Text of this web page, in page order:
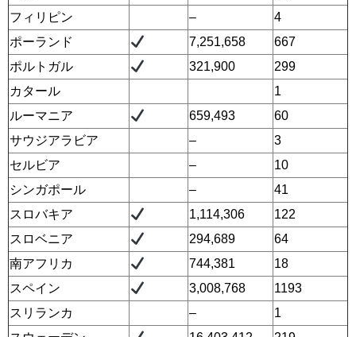
フィリピン
–
4
ポーランド
7,251,658
667
ポルトガル
321,900
299
カタール
1
ルーマニア
659,493
60
サウジアラビア
–
3
セルビア
–
10
シンガポール
–
41
スロバキア
1,114,306
122
スロベニア
294,689
64
南アフリカ
744,381
18
スペイン
3,008,768
1193
スリランカ
–
1